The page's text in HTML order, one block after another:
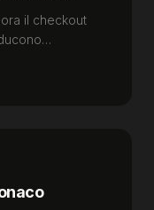
il checkout